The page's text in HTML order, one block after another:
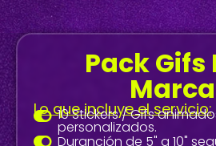
Pack Gifs
Lo que incluye el servicio:
10 Stickers / Gifs
personalizados.
Duranción de 5" a 10"